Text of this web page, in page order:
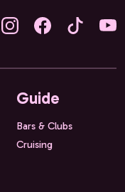
Guide
Bars & Clubs
Cruising